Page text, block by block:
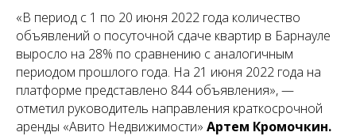
«В период с 1 по 20 июня 2022 года количество
объявлений о посуточной сдаче квартир в Барнауле
выросло на 28% по сравнению с аналогичным
периодом прошлого года. На 21 июня 2022 года на
платформе представлено 844 объявления», —
отметил руководитель направления краткосрочной
аренды «Авито Недвижимости» Артем Кромочкин.